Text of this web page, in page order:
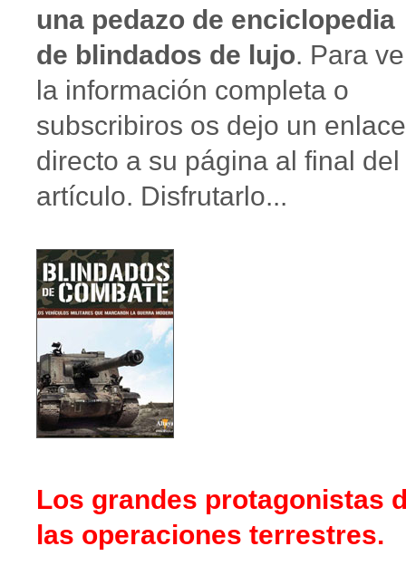
una pedazo de enciclopedia
de blindados de lujo. Para
la información completa o
subscribiros os dejo un enlace
directo a su página al final del
artículo. Disfrutarlo...
Los grandes protagonistas
las operaciones terrestres.